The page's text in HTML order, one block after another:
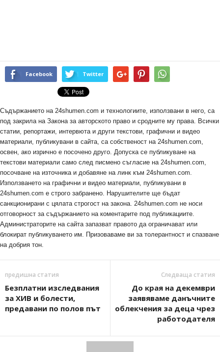
Facebook Twitter
Съдържанието на 24shumen.com и технологиите, използвани в него, са
под закрила на Закона за авторското право и сродните му права. Всички
статии, репортажи, интервюта и други текстови, графични и видео
материали, публикувани в сайта, са собственост на 24shumen.com,
освен, ако изрично е посочено друго. Допуска се публикуване на
текстови материали само след писмено съгласие на 24shumen.com,
посочване на източника и добавяне на линк към 24shumen.com.
Използването на графични и видео материали, публикувани в
24shumen.com е строго забранено. Нарушителите ще бъдат
санкционирани с цялата строгост на закона. 24shumen.com не носи
отговорност за съдържанието на коментарите под публикациите.
Администраторите на сайта запазват правото да ограничават или
блокират публикуването им. Призоваваме ви за толерантност и спазване
на добрия тон.
предишна статия
Безплатни изследвания
за ХИВ и болести,
предавани по полов път
Следваща статия
До края на декември
заявяваме данъчните
облекчения за деца чрез
работодателя